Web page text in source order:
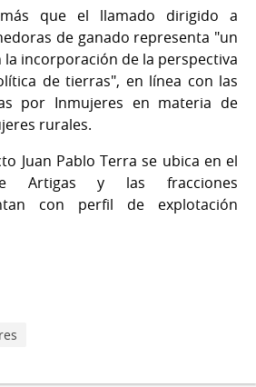
que el llamado dirigido a
de ganado representa "un
la incorporación de la perspectiva
de tierras", en línea con las
por Inmujeres en materia de
rurales.
Juan Pablo Terra se ubica en el
Artigas y las fracciones
con perfil de explotación